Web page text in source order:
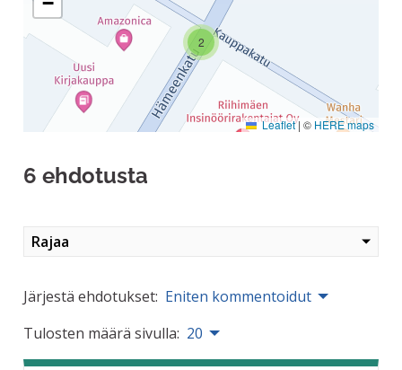
2
Leaflet | © HERE maps
6 ehdotusta
Rajaa
Järjestä ehdotukset: Eniten kommentoidut
Tulosten määrä sivulla: 20